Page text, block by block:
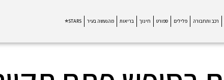
רכב ותחבורה פלילים ספורט חינוך בריאות מהנעשה בעיר STARS⭐